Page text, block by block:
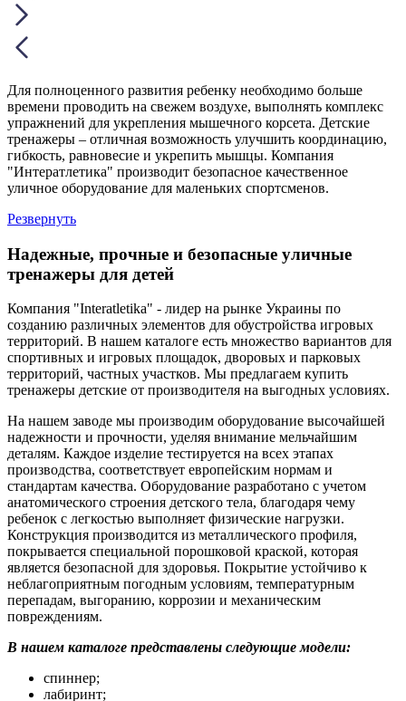
Для полноценного развития ребенку необходимо больше
времени проводить на свежем воздухе, выполнять комплекс
упражнений для укрепления мышечного корсета. Детские
тренажеры – отличная возможность улучшить координацию,
гибкость, равновесие и укрепить мышцы. Компания
"Интератлетика" производит безопасное качественное
уличное оборудование для маленьких спортсменов.
Резвернуть
Надежные, прочные и безопасные уличные
тренажеры для детей
Компания "Interatletika" - лидер на рынке Украины по
созданию различных элементов для обустройства игровых
территорий. В нашем каталоге есть множество вариантов для
спортивных и игровых площадок, дворовых и парковых
территорий, частных участков. Мы предлагаем купить
тренажеры детские от производителя на выгодных условиях.
На нашем заводе мы производим оборудование высочайшей
надежности и прочности, уделяя внимание мельчайшим
деталям. Каждое изделие тестируется на всех этапах
производства, соответствует европейским нормам и
стандартам качества. Оборудование разработано с учетом
анатомического строения детского тела, благодаря чему
ребенок с легкостью выполняет физические нагрузки.
Конструкция производится из металлического профиля,
покрывается специальной порошковой краской, которая
является безопасной для здоровья. Покрытие устойчиво к
неблагоприятным погодным условиям, температурным
перепадам, выгоранию, коррозии и механическим
повреждениям.
В нашем каталоге представлены следующие модели:
спиннер;
лабиринт;